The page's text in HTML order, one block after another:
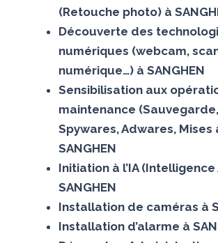
(Retouche photo) à
Découverte des
numériques (webcam,
numérique…) à SANGHEN
Sensibilisation aux
maintenance
Spywares, Adwares, Mises
SANGHEN
Initiation à l’IA
SANGHEN
Installation de caméras à
Installation d’alarme à